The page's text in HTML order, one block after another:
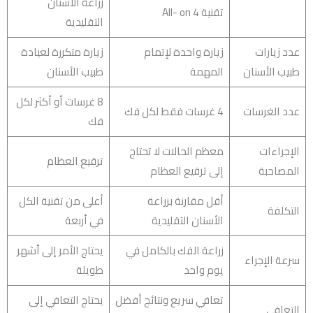
تقنية All- on 4
التقليدية
عدد زيارات
طبيب الأسنان
زيارة واحدة لإتمام
المهمة
زيارة متكررة لعيادة
طبيب الأسنان
عدد الغرسات
4 غرسات فقط لكل فك
8 غرسات أو أكثر لكل
فك
الإجراءات
المصاحبة
معظم الحالات لا تحتاج
إلى ترقيع العظام
ترقيع العظام
التكلفة
أقل مقارنة بزراعة
الأسنان التقليدية
أعلى من تقنية الكل
في أربعة
سرعة الإجراء
زراعة الفك بالكامل في
يوم واحد
يحتاج الأمر إلى أشهر
طويلة
تعافي سريع ونتائج أفضل
يحتاج التعافي إلى